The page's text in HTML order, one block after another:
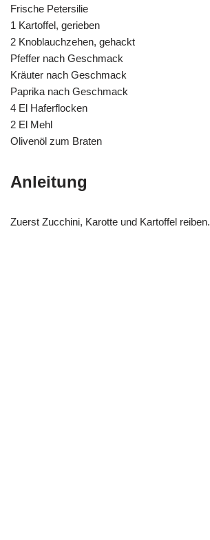
Frische Petersilie
1 Kartoffel, gerieben
2 Knoblauchzehen, gehackt
Pfeffer nach Geschmack
Kräuter nach Geschmack
Paprika nach Geschmack
4 El Haferflocken
2 El Mehl
Olivenöl zum Braten
Anleitung
Zuerst Zucchini, Karotte und Kartoffel reiben.